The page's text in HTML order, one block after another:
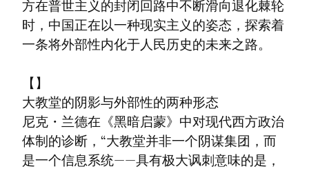
方在普世主义的封闭回路中不断滑向退化棘轮
时，中国正在以一种现实主义的姿态，探索着
一条将外部性内化于人民历史的未来之路。
【】
大教堂的阴影与外部性的两种形态
尼克・兰德在《黑暗启蒙》中对现代西方政治
体制的诊断，“大教堂并非一个阴谋集团，而
是一个信息系统——具有极大讽刺意味的是，